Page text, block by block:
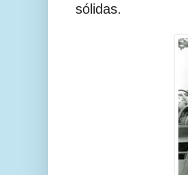
sólidas.